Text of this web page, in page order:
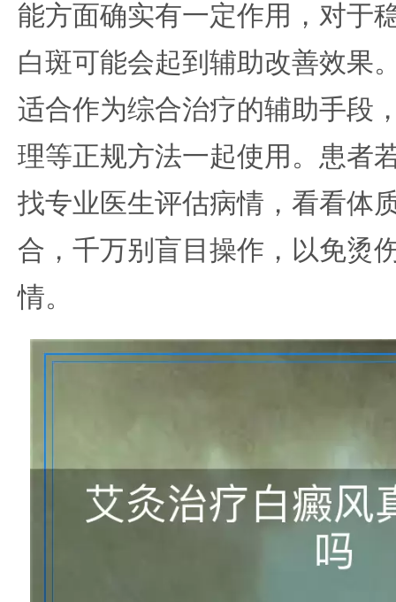
能方面确实有一定作用，对于
白斑可能会起到辅助改善效果
适合作为综合治疗的辅助手段
理等正规方法一起使用。患者
找专业医生评估病情，看看体
合，千万别盲目操作，以免烫
情。